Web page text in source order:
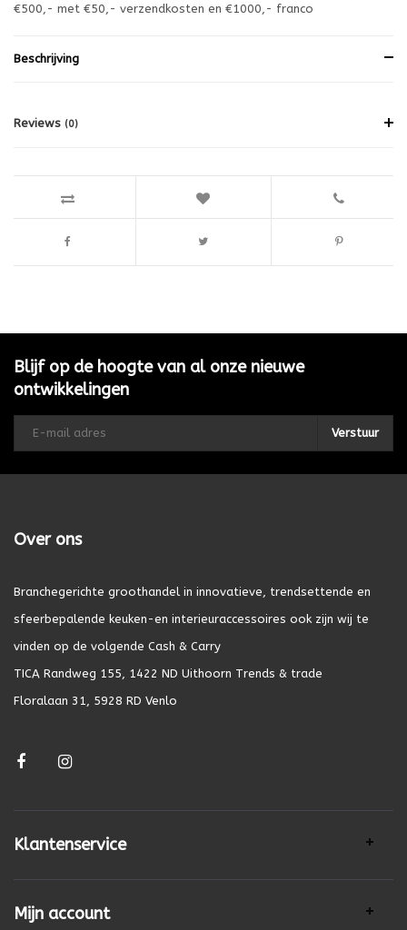
€500,- met €50,- verzendkosten en €1000,- franco
Beschrijving
Reviews (0)
Blijf op de hoogte van al onze nieuwe
ontwikkelingen
Verstuur
Over ons
Branchegerichte groothandel in innovatieve, trendsettende en
sfeerbepalende keuken-en interieuraccessoires ook zijn wij te
vinden op de volgende Cash & Carry
TICA Randweg 155, 1422 ND Uithoorn Trends & trade
Floralaan 31, 5928 RD Venlo
Klantenservice
Mijn account